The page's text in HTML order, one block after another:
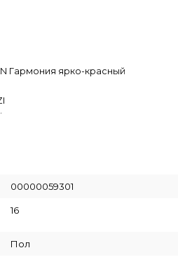
Гармония ярко-красный
00000059301
16
Пол